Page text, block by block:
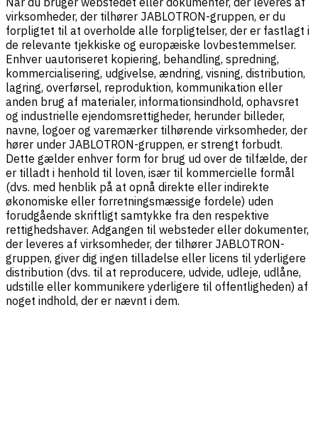
virksomheder, der tilhører JABLOTRON-gruppen, er du
forpligtet til at overholde alle forpligtelser, der er fastlagt i
de relevante tjekkiske og europæiske lovbestemmelser.
Enhver uautoriseret kopiering, behandling, spredning,
kommercialisering, udgivelse, ændring, visning, distribution,
lagring, overførsel, reproduktion, kommunikation eller
anden brug af materialer, informationsindhold, ophavsret
og industrielle ejendomsrettigheder, herunder billeder,
navne, logoer og varemærker tilhørende virksomheder, der
hører under JABLOTRON-gruppen, er strengt forbudt.
Dette gælder enhver form for brug ud over de tilfælde, der
er tilladt i henhold til loven, især til kommercielle formål
(dvs. med henblik på at opnå direkte eller indirekte
økonomiske eller forretningsmæssige fordele) uden
forudgående skriftligt samtykke fra den respektive
rettighedshaver. Adgangen til websteder eller dokumenter,
der leveres af virksomheder, der tilhører JABLOTRON-
gruppen, giver dig ingen tilladelse eller licens til yderligere
distribution (dvs. til at reproducere, udvide, udleje, udlåne,
udstille eller kommunikere yderligere til offentligheden) af
noget indhold, der er nævnt i dem.